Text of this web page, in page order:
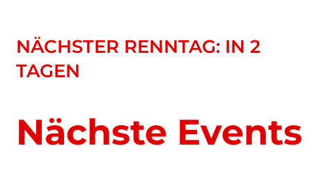
NÄCHSTER RENNTAG: IN 2
TAGEN
Nächste Events